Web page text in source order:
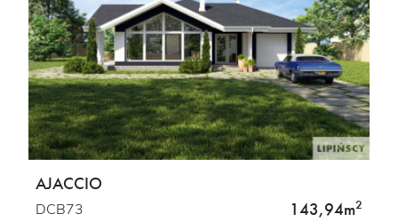
AJACCIO
DCB73 143,94m2